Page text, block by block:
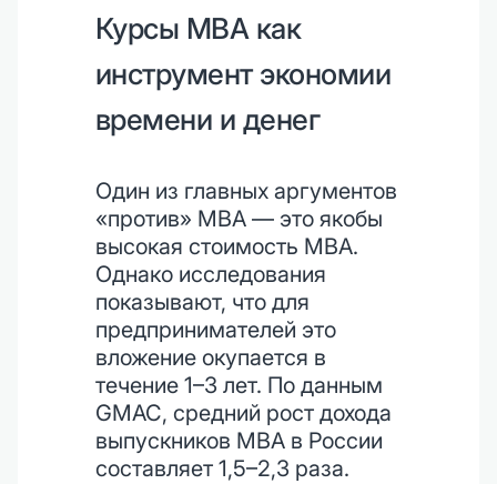
Курсы MBA как
инструмент экономии
времени и денег
Один из главных аргументов
«против» MBA — это якобы
высокая стоимость MBA.
Однако исследования
показывают, что для
предпринимателей это
вложение окупается в
течение 1–3 лет. По данным
GMAC, средний рост дохода
выпускников MBA в России
составляет 1,5–2,3 раза.